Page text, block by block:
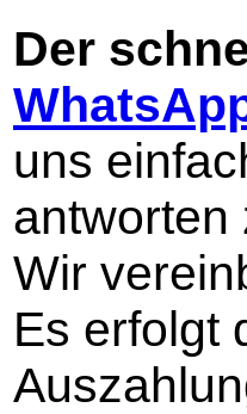
Der
uns
antworten
Wir
Es erfolgt